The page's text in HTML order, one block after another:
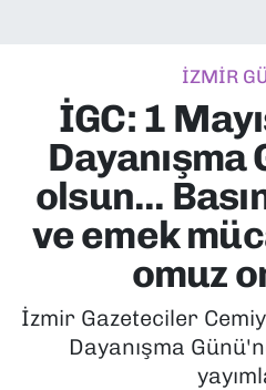
İZMİR
İGC: 1
olsun...
ve emek
omuz
İzmir Gazeteciler
Dayanışma
EKONOMİ
KÜLTÜR SANAT
MAGAZİN
POLİTİKA
SAĞLIK
Süper Lig Puan
Tüm Manşetler
Son Dakika Haberleri
Haber Arşivi